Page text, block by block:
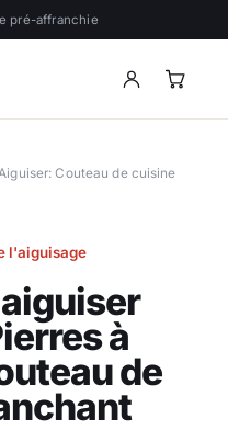
pré-affranchie
Couteau de cuisine
l'aiguisage
à
de